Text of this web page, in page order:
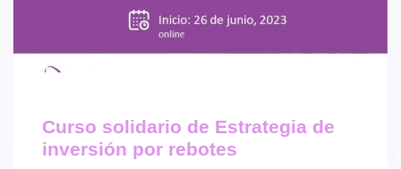
Curso solidario de Estrategia de
inversión por rebotes